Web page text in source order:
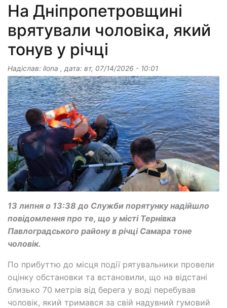
На Дніпропетровщині
врятували чоловіка, який
тонув у річці
Надіслав: ilona , дата: вт, 07/14/2026 - 10:01
13 липня о 13:38 до Служби порятунку надійшло
повідомлення про те, що у місті Тернівка
Павлоградського району в річці Самара тоне
чоловік.
По прибуттю до місця події рятувальники провели
оцінку обстановки та встановили, що на відстані
близько 70 метрів від берега у воді перебував
чоловік, який тримався за свій надувний гумовий